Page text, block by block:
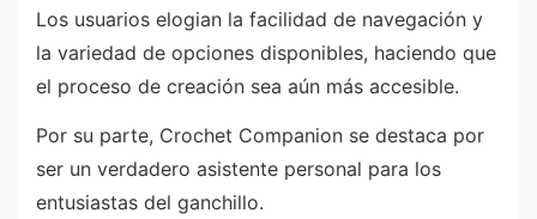
Los usuarios elogian la facilidad de navegación y
la variedad de opciones disponibles, haciendo que
el proceso de creación sea aún más accesible.
Por su parte, Crochet Companion se destaca por
ser un verdadero asistente personal para los
entusiastas del ganchillo.